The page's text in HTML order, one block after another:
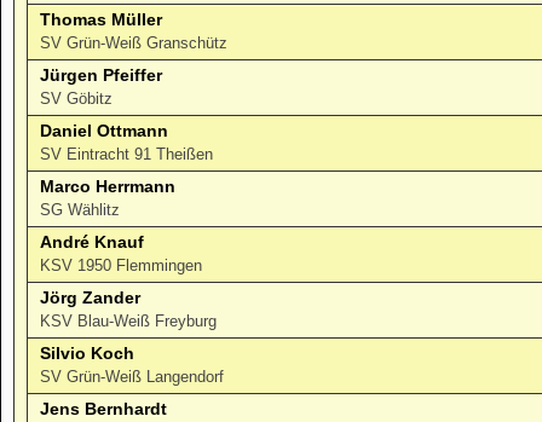
Thomas Müller
SV Grün-Weiß Granschütz
Jürgen Pfeiffer
SV Göbitz
Daniel Ottmann
SV Eintracht 91 Theißen
Marco Herrmann
SG Wählitz
André Knauf
KSV 1950 Flemmingen
Jörg Zander
KSV Blau-Weiß Freyburg
Silvio Koch
SV Grün-Weiß Langendorf
Jens Bernhardt